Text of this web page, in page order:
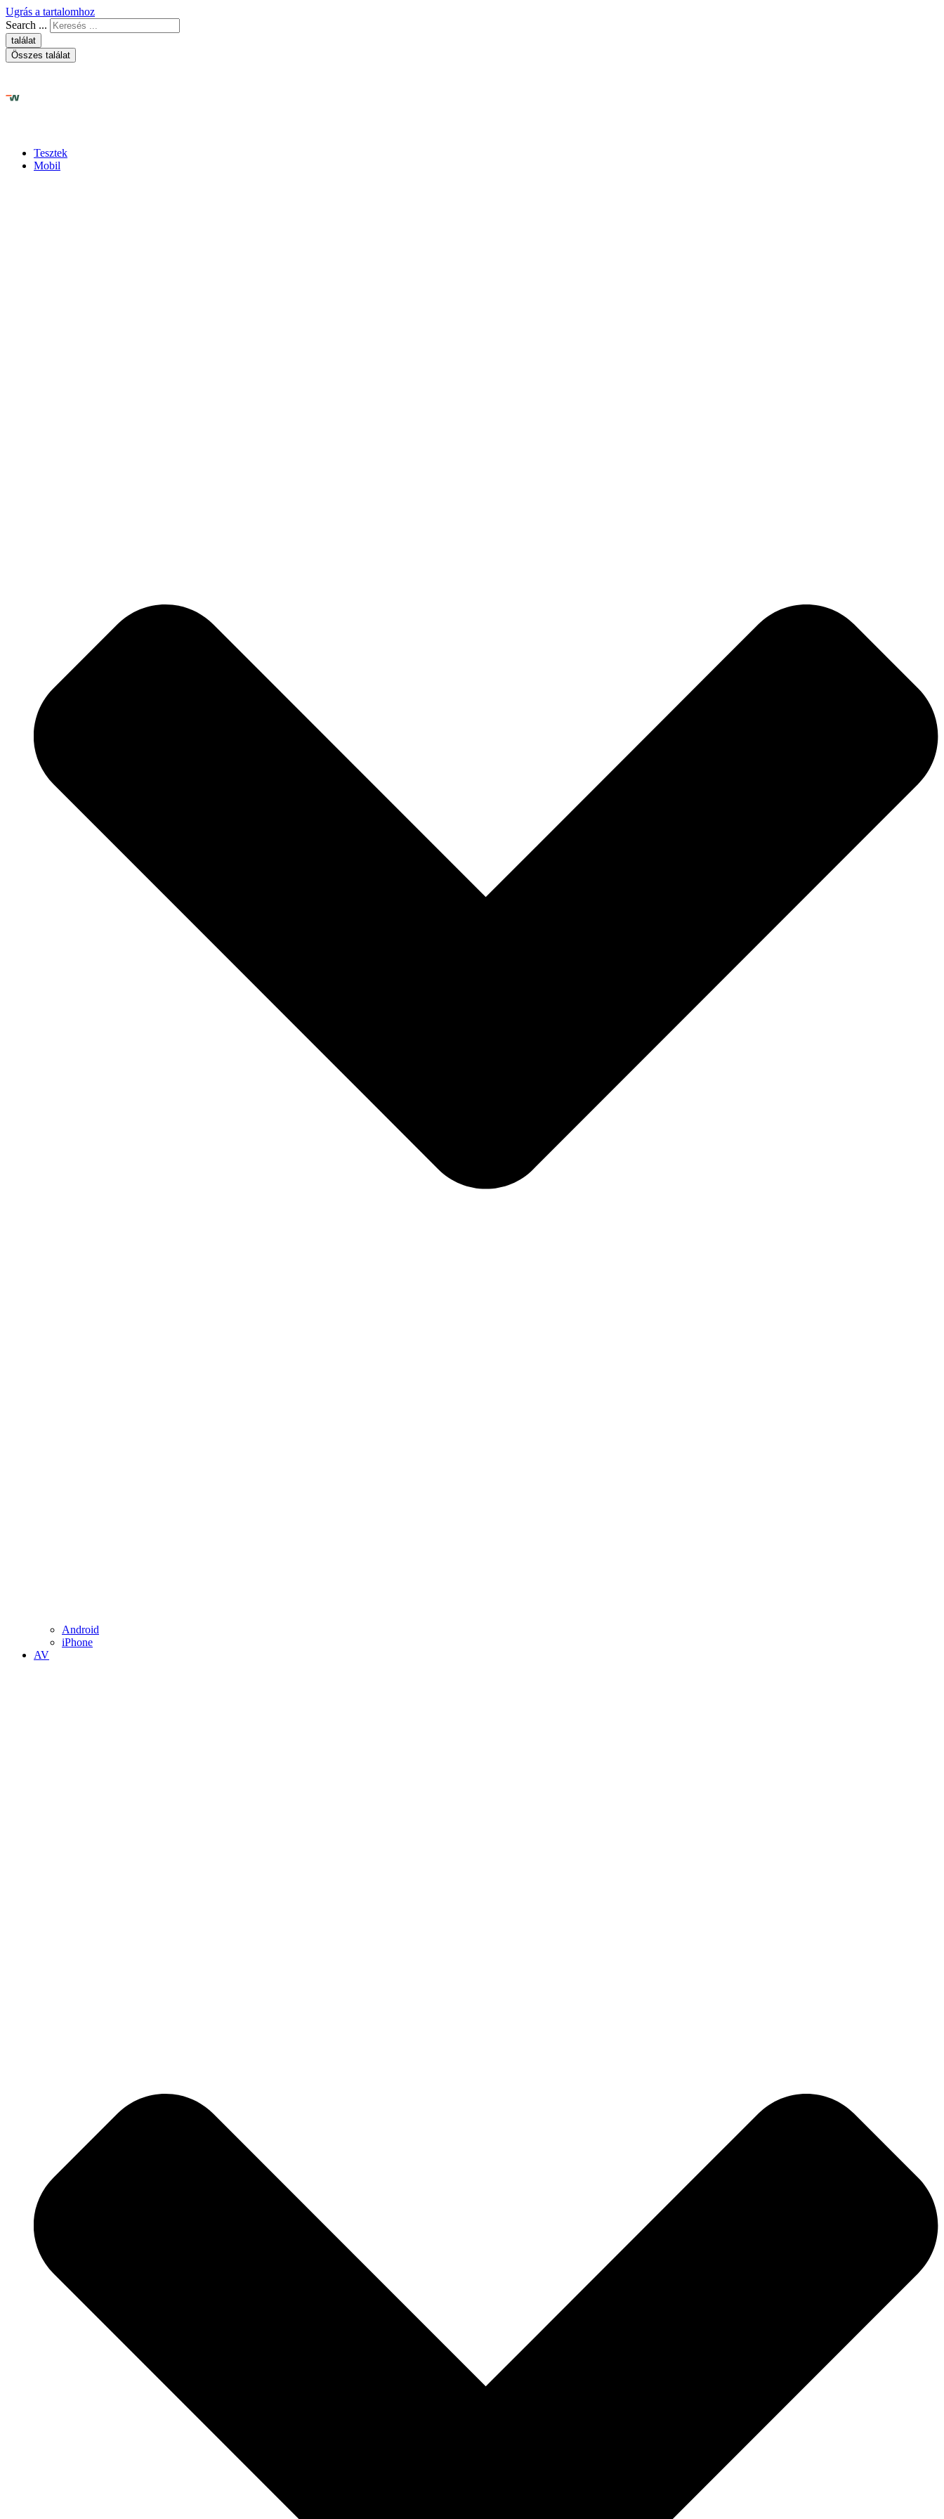
Ugrás a tartalomhoz
Search ...
találat
Összes találat
Tesztek
Mobil
Android
iPhone
AV